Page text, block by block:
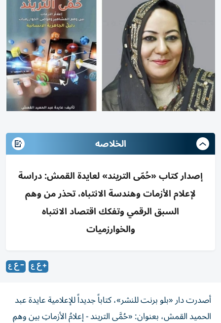
الخلاصه
إصدار كتاب «حُمّى التريند» لعايدة القمش: دراسة
لإعلام الأزمات وهندسة الانتباه، تحذر من وهم
السبق الرقمي وتفكك اقتصاد الانتباه
والخوارزميات
أصدرت دار «بلو برنت للنشر»، كتاباً جديداً للإعلامية عايدة عبد
الحميد القمش، بعنوان: «حُمَّى التريند - إعلامُ الأزماتِ بين وهمِ